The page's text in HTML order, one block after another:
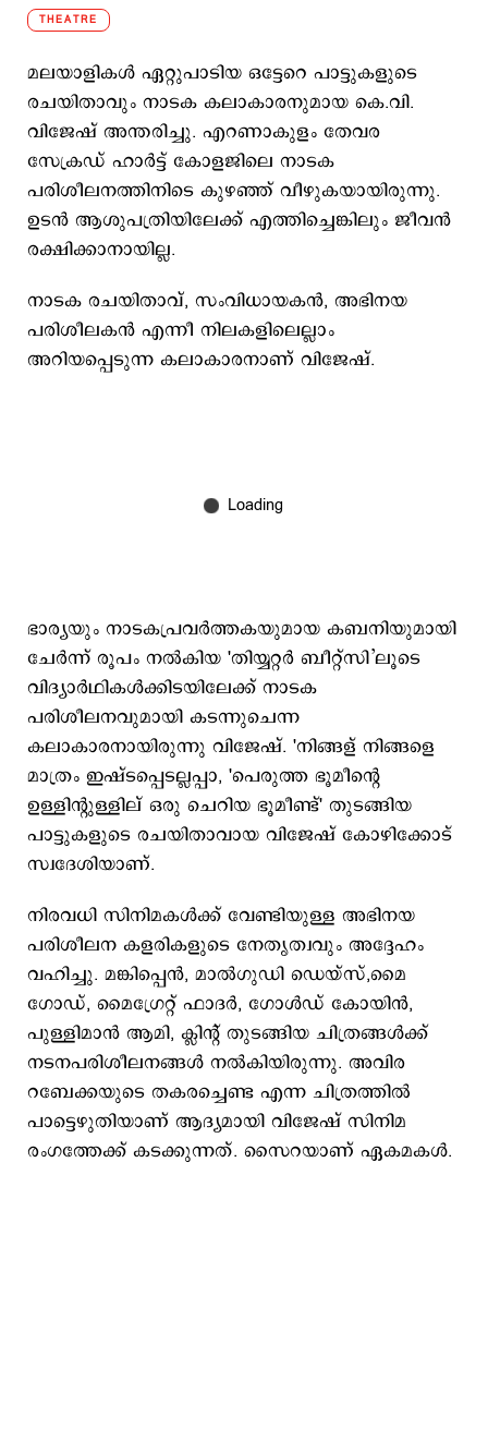
THEATRE
മലയാളികള്‍ ഏറ്റുപാടിയ ഒട്ടേറെ പാട്ടുകളുടെ
രചയിതാവും നാടക കലാകാരനുമായ കെ.വി.
വിജേഷ് അന്തരിച്ചു. എറണാകുളം തേവര
സേക്രഡ് ഹാര്‍ട്ട് കോളജിലെ നാടക
പരിശീലനത്തിനിടെ കുഴഞ്ഞ് വീഴുകയായിരുന്നു.
ഉടന്‍ ആശുപത്രിയിലേക്ക് എത്തിച്ചെങ്കിലും ജീവന്‍
രക്ഷിക്കാനായില്ല.
നാടക രചയിതാവ്, സംവിധായകന്‍, അഭിനയ
പരിശീലകന്‍ എന്നീ നിലകളിലെല്ലാം
അറിയപ്പെടുന്ന കലാകാരനാണ് വിജേഷ്.
ഭാര്യയും നാടകപ്രവർത്തകയുമായ കബനിയുമായി
ചേർന്ന് രൂപം നല്‍കിയ 'തിയ്യറ്റര്‍ ബീറ്റ്സി’ലൂടെ
വിദ്യാര്‍ഥികള്‍ക്കിടയിലേക്ക് നാടക
പരിശീലനവുമായി കടന്നുചെന്ന
കലാകാരനായിരുന്നു വിജേഷ്. 'നിങ്ങള് നിങ്ങളെ
മാത്രം ഇഷ്ടപ്പെടല്ലപ്പാ, 'പെരുത്ത ഭൂമീന്റെ
ഉള്ളിന്റുള്ളില് ഒരു ചെറിയ ഭൂമീണ്ട്' തുടങ്ങിയ
പാട്ടുകളുടെ രചയിതാവായ വിജേഷ് കോഴിക്കോട്
സ്വദേശിയാണ്.
നിരവധി സിനിമകള്‍ക്ക് വേണ്ടിയുള്ള അഭിനയ
പരിശീലന കളരികളുടെ നേതൃത്വവും അദ്ദേഹം
വഹിച്ചു. മങ്കിപ്പെൻ, മാൽഗുഡി ഡെയ്സ്,മൈ
ഗോഡ്, മൈഗ്രേറ്റ് ഫാദർ, ഗോൾഡ് കോയിൻ,
പുള്ളിമാന്‍ ആമി, ക്ലിന്റ് തുടങ്ങിയ ചിത്രങ്ങള്‍ക്ക്
നടനപരിശീലനങ്ങള്‍ നല്‍കിയിരുന്നു. അവിര
റബേക്കയുടെ തകരച്ചെണ്ട എന്ന ചിത്രത്തില്‍
പാട്ടെഴുതിയാണ് ആദ്യമായി വിജേഷ് സിനിമ
രംഗത്തേക്ക് കടക്കുന്നത്. സൈറയാണ് ഏകമകള്‍.